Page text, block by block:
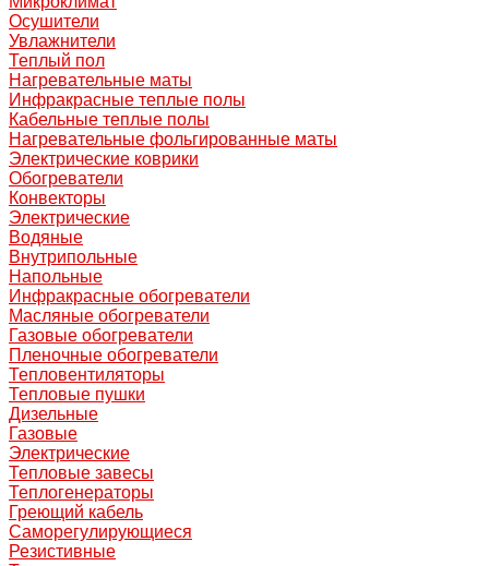
Осушители
Увлажнители
Теплый пол
Нагревательные маты
Инфракрасные теплые полы
Кабельные теплые полы
Нагревательные фольгированные маты
Электрические коврики
Обогреватели
Конвекторы
Электрические
Водяные
Внутрипольные
Напольные
Инфракрасные обогреватели
Масляные обогреватели
Газовые обогреватели
Пленочные обогреватели
Тепловентиляторы
Тепловые пушки
Дизельные
Газовые
Электрические
Тепловые завесы
Теплогенераторы
Греющий кабель
Саморегулирующиеся
Резистивные